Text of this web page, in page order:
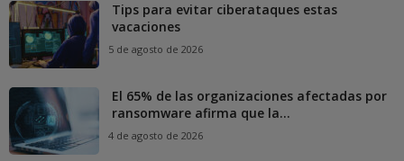
Tips para evitar ciberataques estas
vacaciones
5 de agosto de 2026
El 65% de las organizaciones afectadas por
ransomware afirma que la...
4 de agosto de 2026